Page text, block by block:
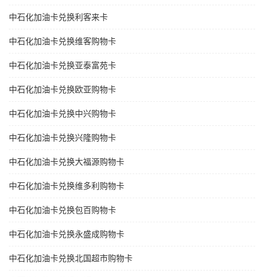
中石化加油卡兑换利客来卡
中石化加油卡兑换维客购物卡
中石化加油卡兑换亚泰富苑卡
中石化加油卡兑换欧亚购物卡
中石化加油卡兑换中兴购物卡
中石化加油卡兑换兴隆购物卡
中石化加油卡兑换大福源购物卡
中石化加油卡兑换维多利购物卡
中石化加油卡兑换包百购物卡
中石化加油卡兑换永盛成购物卡
中石化加油卡兑换北国超市购物卡